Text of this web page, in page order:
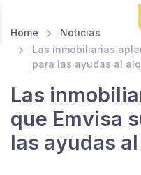
Home
Noticias
Las inmobiliarias
para las ayudas al
Las
que Emvisa
las ayudas